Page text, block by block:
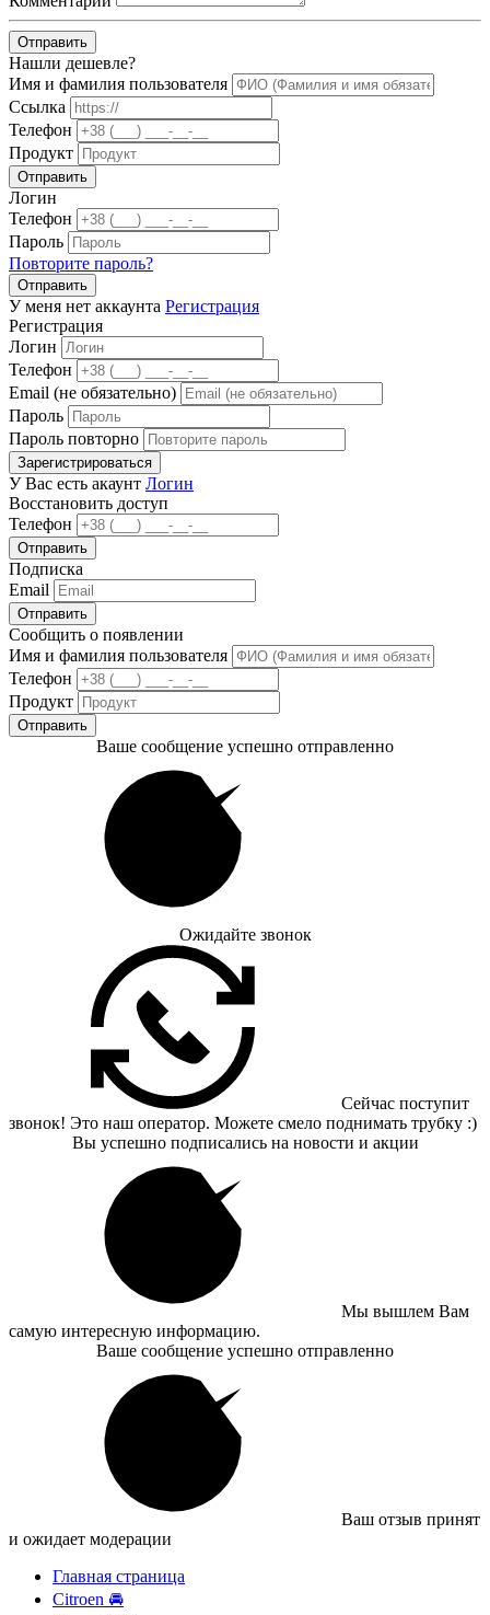
Отправить
Нашли дешевле?
Имя и фамилия пользователя
Ссылка
Телефон
Продукт
Отправить
Логин
Телефон
Пароль
Повторите пароль?
Отправить
У меня нет аккаунта Регистрация
Регистрация
Логин
Телефон
Email (не обязательно)
Пароль
Пароль повторно
Зарегистрироваться
У Вас есть акаунт Логин
Восстановить доступ
Телефон
Отправить
Подписка
Email
Отправить
Сообщить о появлении
Имя и фамилия пользователя
Телефон
Продукт
Отправить
Ваше сообщение успешно отправленно
Ожидайте звонок
Сейчас поступит
звонок! Это наш оператор. Можете смело поднимать трубку :)
Вы успешно подписались на новости и акции
Мы вышлем Вам
самую интересную информацию.
Ваше сообщение успешно отправленно
Ваш отзыв принят
и ожидает модерации
Главная страница
Citroen 🚘